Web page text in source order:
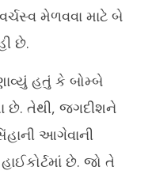
મેળવવા માટે બે
છે.
હતું કે બોમ્બે
છે. તેથી, જગદીશને
આગેવાની
છે. જો તે